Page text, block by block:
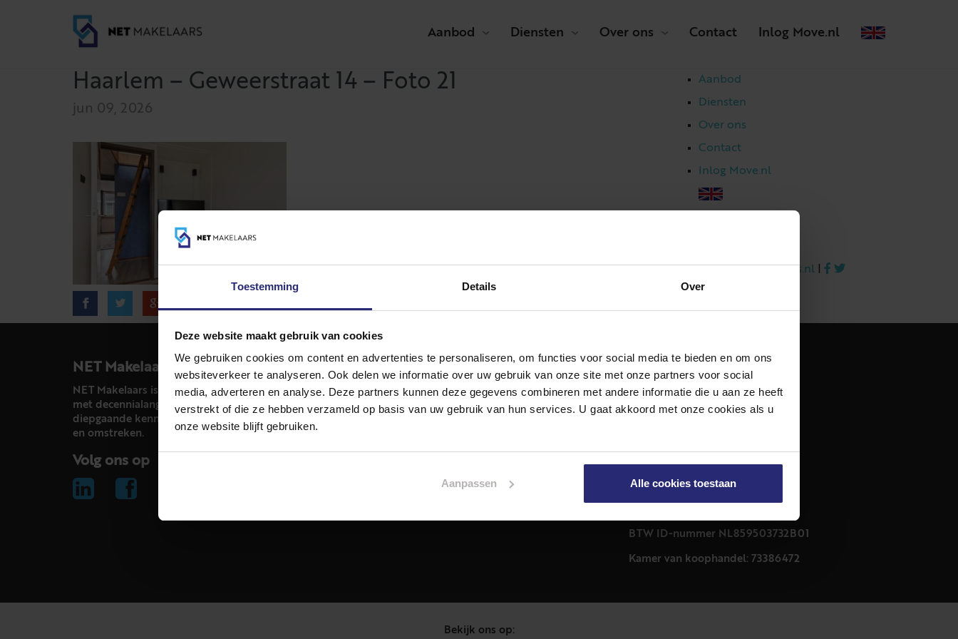
Toestemming Details Over
Deze website maakt gebruik van cookies
We gebruiken cookies om content en advertenties te personaliseren, om functies voor social media te bieden en om ons
websiteverkeer te analyseren. Ook delen we informatie over uw gebruik van onze site met onze partners voor social
media, adverteren en analyse. Deze partners kunnen deze gegevens combineren met andere informatie die u aan ze heeft
verstrekt of die ze hebben verzameld op basis van uw gebruik van hun services. U gaat akkoord met onze cookies als u
onze website blijft gebruiken.
Aanpassen Alle cookies toestaan
Aanbod Diensten Over ons Contact Inlog Move.nl
Haarlem – Geweerstraat 14 – Foto 21
jun 09, 2026
Aanbod
Diensten
Over ons
Contact
Inlog Move.nl
info@netmakelaars.nl
NET Makelaars
NET Makelaars is een modern makelaarskantoor
met decennialange ervaring in het vak en
diepgaande kennis van de huizenmarkt in Haarlem
en omstreken.
Volg ons op
Diensten
Hypotheekadvies
Taxatie
Turfmarkt 32 zwart
2011 CB Haarlem
BTW ID-nummer NL859503732B01
Kamer van koophandel: 73386472
Bekijk ons op: